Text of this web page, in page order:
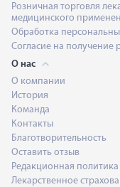
Розничная торговля
медицинского
Обработка
Согласие на получение
О нас
О компании
История
Команда
Контакты
Благотворительность
Оставить отзыв
Редакционная политика
Лекарственное